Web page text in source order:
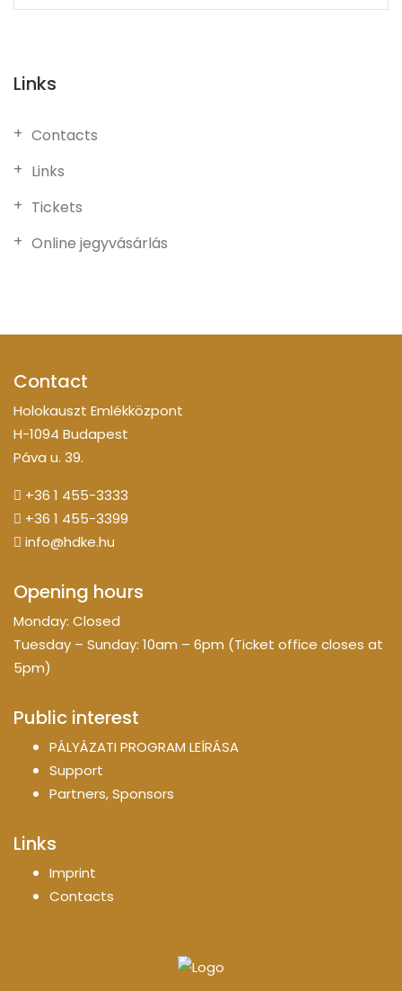
Links
Contacts
Links
Tickets
Online jegyvásárlás
Contact
Holokauszt Emlékközpont
H-1094 Budapest
Páva u. 39.
+36 1 455-3333
+36 1 455-3399
info@hdke.hu
Opening hours
Monday: Closed
Tuesday – Sunday: 10am – 6pm (Ticket office closes at
5pm)
Public interest
PÁLYÁZATI PROGRAM LEÍRÁSA
Support
Partners, Sponsors
Links
Imprint
Contacts